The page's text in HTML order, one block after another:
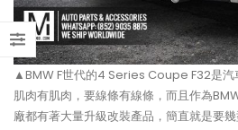
▲BMW F世代的4 Series Coupe F32是汽
肌肉有肌肉，要線條有線條，而且作為
廠都有著大量升級改裝產品，簡直就是要幾
【電車買鈴有什麼要注意!! 承重
能力好重要!!】